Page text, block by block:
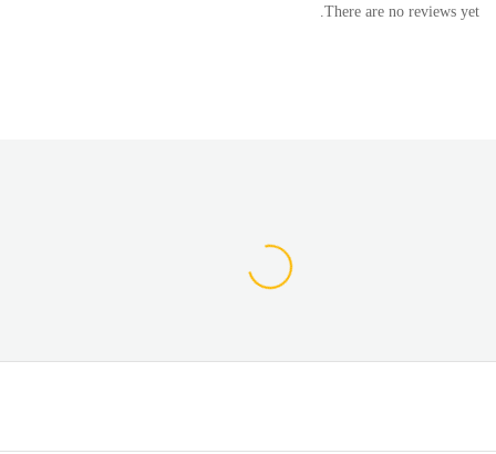
There are no reviews yet.